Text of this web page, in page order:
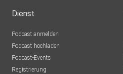
Dienst
Podcast anmelden
Podcast hochladen
Podcast-Events
Registrierung